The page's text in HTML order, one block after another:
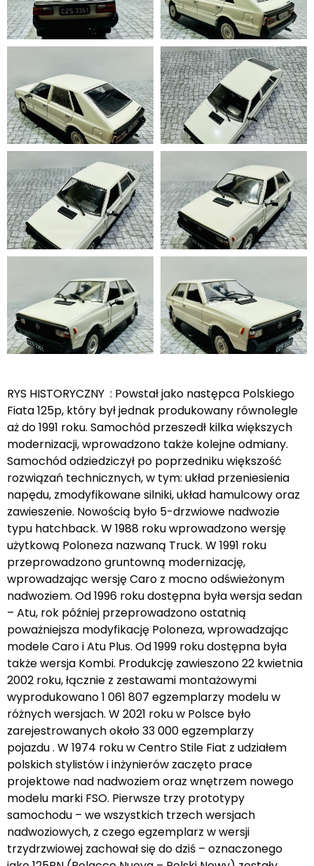
RYS HISTORYCZNY : Powstał jako następca Polskiego
Fiata 125p, który był jednak produkowany równolegle
aż do 1991 roku. Samochód przeszedł kilka większych
modernizacji, wprowadzono także kolejne odmiany.
Samochód odziedziczył po poprzedniku większość
rozwiązań technicznych, w tym: układ przeniesienia
napędu, zmodyfikowane silniki, układ hamulcowy oraz
zawieszenie. Nowością było 5-drzwiowe nadwozie
typu hatchback. W 1988 roku wprowadzono wersję
użytkową Poloneza nazwaną Truck. W 1991 roku
przeprowadzono gruntowną modernizację,
wprowadzając wersję Caro z mocno odświeżonym
nadwoziem. Od 1996 roku dostępna była wersja sedan
– Atu, rok później przeprowadzono ostatnią
poważniejsza modyfikację Poloneza, wprowadzając
modele Caro i Atu Plus. Od 1999 roku dostępna była
także wersja Kombi. Produkcję zawieszono 22 kwietnia
2002 roku, łącznie z zestawami montażowymi
wyprodukowano 1 061 807 egzemplarzy modelu w
różnych wersjach. W 2021 roku w Polsce było
zarejestrowanych około 33 000 egzemplarzy
pojazdu . W 1974 roku w Centro Stile Fiat z udziałem
polskich stylistów i inżynierów zaczęto prace
projektowe nad nadwoziem oraz wnętrzem nowego
modelu marki FSO. Pierwsze trzy prototypy
samochodu – we wszystkich trzech wersjach
nadwoziowych, z czego egzemplarz w wersji
trzydrzwiowej zachował się do dziś – oznaczonego